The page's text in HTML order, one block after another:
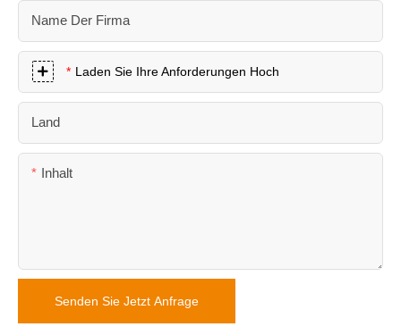
Name Der Firma
Laden Sie Ihre Anforderungen Hoch
Land
Inhalt
Senden Sie Jetzt Anfrage